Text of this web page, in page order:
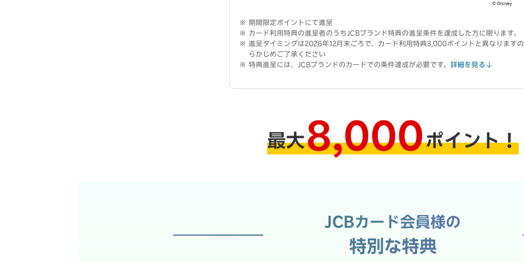
期間限定ポイントにて進呈
カード利用特典の進呈者のうちJCBブランド特典の進呈条件を達成した方に限ります。
進呈タイミングは2026年12月末ごろで、カード利用特典3,000ポイントと異なります
らかじめご了承ください
特典進呈には、JCBブランドのカードでの条件達成が必要です。 詳細を見る
最大8,000ポイント！
JCBカード会員様の
特別な特典